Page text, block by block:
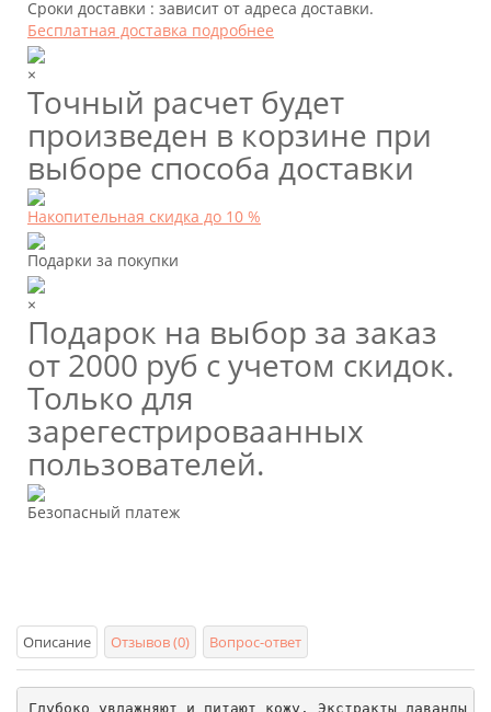
Сроки доставки : зависит от адреса доставки.
Бесплатная доставка подробнее
×
Точный расчет будет
произведен в корзине при
выборе способа доставки
Накопительная скидка до 10 %
Подарки за покупки
×
Подарок на выбор за заказ
от 2000 руб с учетом скидок.
Только для
зарегестрироваанных
пользователей.
Безопасный платеж
Описание Отзывов (0) Вопрос-ответ
Глубоко увлажняют и питают кожу. Экстракты лаванды